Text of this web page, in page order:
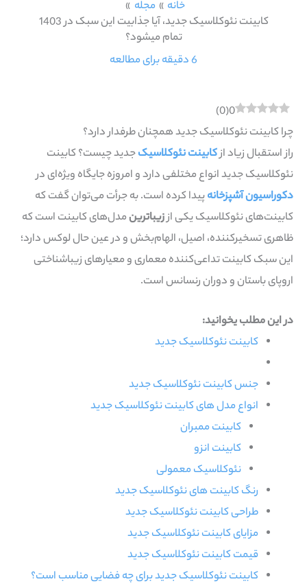
خانه
مجله
کابینت نئوکلاسیک جدید، آیا جذابیت این سبک در 1403
تمام میشود؟
6 دقیقه برای مطالعه
0
(
0
)
چرا کابینت نئوکلاسیک جدید همچنان طرفدار دارد؟
راز استقبال زیاد ازکابینت نئوکلاسیکجدید چیست؟ کابینت
نئوکلاسیک جدیدانواع مختلفی دارد و امروزه جایگاه ویژه‌ای در
دکوراسیون آشپزخانه‌پیدا کرده است. به جرأت می‌توان گفت که
کابینت‌های نئوکلاسیک یکی اززیباترین مدل‌های کابینت است که
ظاهری تسخیرکننده، اصیل، الهام‌بخش و در عین حال لوکس دارد؛
این سبک کابینت تداعی‌کننده معماری و معیارهای زیباشناختی
اروپای باستان و دوران رنسانس است.
در این مطلب یخوانید:
کابینت نئوکلاسیک جدید
جنس کابینت نئوکلاسیک جدید
انواع مدل های کابینت نئوکلاسیک جدید
کابینت ممبران
کابینت انزو
نئوکلاسیک معمولی
رنگ کابینت‌ های نئوکلاسیک جدید
طراحی کابینت نئوکلاسیک جدید
مزایای کابینت نئوکلاسیک جدید
قیمت کابینت نئوکلاسیک جدید
کابینت نئوکلاسیک جدید برای چه فضایی مناسب است؟